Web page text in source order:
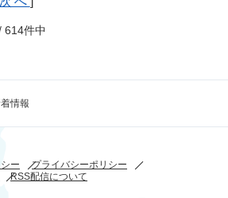
情報
614件中
ー
プライバシーポリシー
RSS配信について